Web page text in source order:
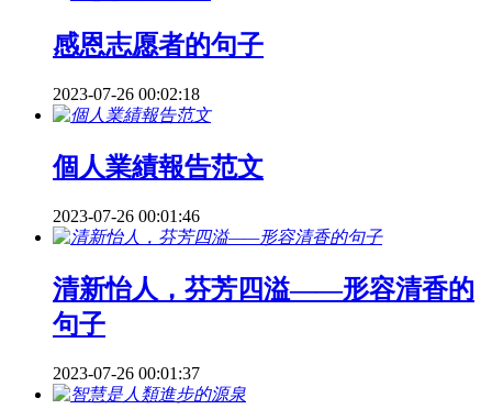
感恩志愿者的句子
2023-07-26 00:02:18
個人業績報告范文
2023-07-26 00:01:46
清新怡人，芬芳四溢——形容清香的
句子
2023-07-26 00:01:37